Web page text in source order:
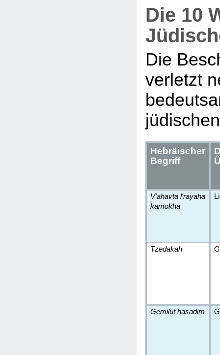
Die 10
Die
verletzt
Hebräischer
Begriff
V'ahavta l'rayaha
kamokha
Tzedakah
Gemilut hasadim